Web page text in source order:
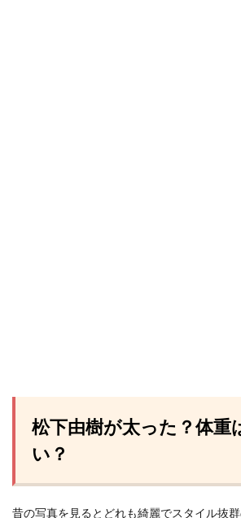
松下由樹が太った？体重
い？
昔の写真を見るとどれも綺麗でスタイル抜